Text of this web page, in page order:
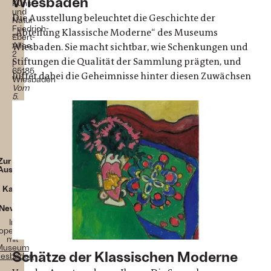
Kunst
und
Natur
Friedrich-
Ebert-
Allee
2
|
65185
Wiesbaden
Vom
5.
Kalender
In
mit
Die Ausstellung beleuchtet die Geschichte der
„Abteilung Klassische Moderne“ des Museums
Wiesbaden. Sie macht sichtbar, wie Schenkungen und
Stiftungen die Qualität der Sammlung prägten, und
lüftet dabei die Geheimnisse hinter diesen Zuwächsen
Schätze der Klassischen Moderne